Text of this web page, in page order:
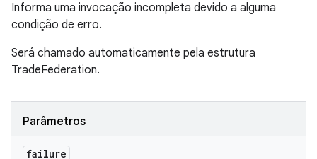
Informa uma invocação incompleta devido a alguma
condição de erro.
Será chamado automaticamente pela estrutura
TradeFederation.
Parâmetros
failure